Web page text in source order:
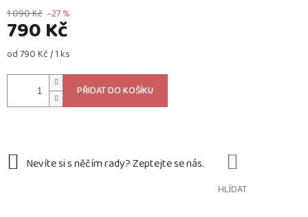
1 090 Kč –27 %
790 Kč
Měrná
od 790 Kč / 1 ks
PŘIDAT DO KOŠÍKU
HLÍDAT